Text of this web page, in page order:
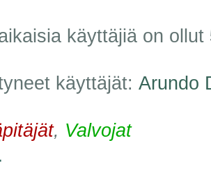
käyttäjiä on ollut
käyttäjät: Arundo
, Valvojat